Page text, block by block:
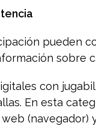
pueden
sobre
con
En esta